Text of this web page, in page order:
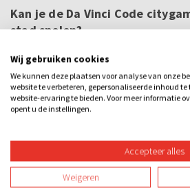
Kan je de Da Vinci Code
stad spelen?
Ja, je kunt de Da Vinci Code citygame
Nijmegen
spelen.
Bij dit uitje inbegrepen
Prijs voor het winnende team
Wij gebruiken cookies
We kunnen deze plaatsen voor analyse van onze
website te verbeteren, gepersonaliseerde inhoud
website-ervaring te bieden. Voor meer informatie
opent u de instellingen.
Accepteer alles
Weigeren